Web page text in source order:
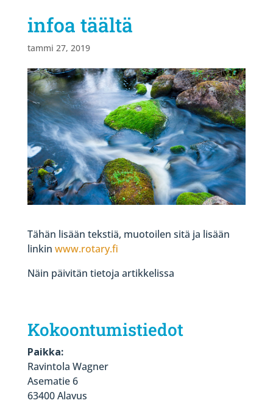
infoa täältä
tammi 27, 2019
Tähän lisään tekstiä, muotoilen sitä ja lisään
linkin www.rotary.fi
Näin päivitän tietoja artikkelissa
Kokoontumistiedot
Paikka:
Ravintola Wagner
Asematie 6
63400 Alavus